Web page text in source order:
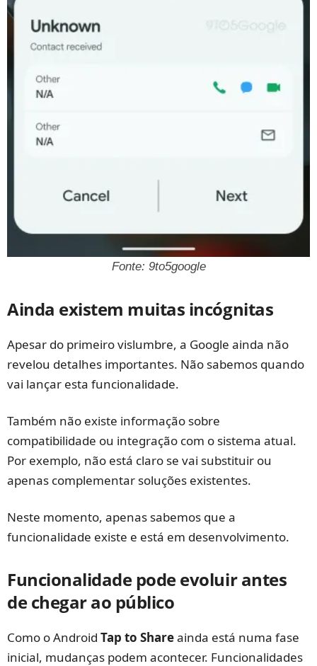
Fonte: 9to5google
Ainda existem muitas incógnitas
Apesar do primeiro vislumbre, a Google ainda não
revelou detalhes importantes. Não sabemos quando
vai lançar esta funcionalidade.
Também não existe informação sobre
compatibilidade ou integração com o sistema atual.
Por exemplo, não está claro se vai substituir ou
apenas complementar soluções existentes.
Neste momento, apenas sabemos que a
funcionalidade existe e está em desenvolvimento.
Funcionalidade pode evoluir antes
de chegar ao público
Como o Android Tap to Shareainda está numa fase
inicial, mudanças podem acontecer. Funcionalidades